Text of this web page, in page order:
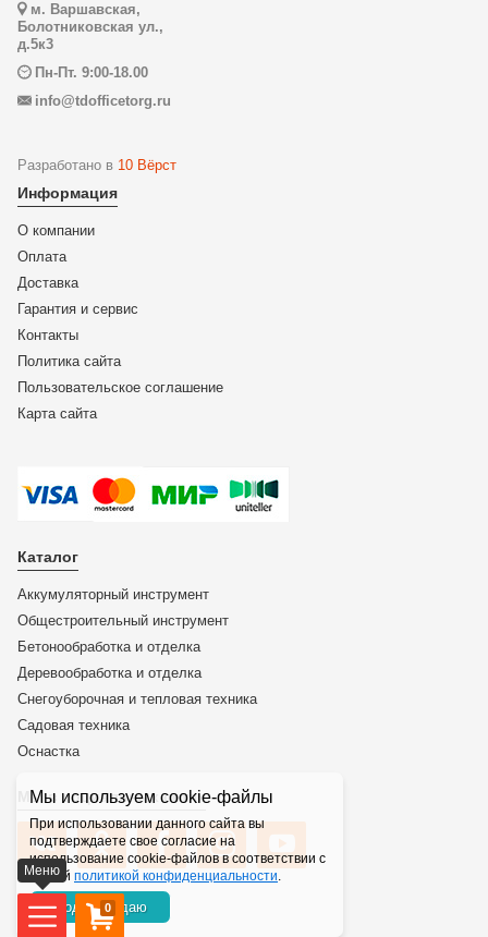
Мы используем cookie-файлы
При использовании данного сайта вы
подтверждаете свое согласие на
использование cookie-файлов в соответствии с
нашей политикой конфиденциальности.
Подтверждаю
м. Варшавская,
Болотниковская ул.,
д.5к3
Пн-Пт. 9:00-18.00
info@tdofficetorg.ru
Разработано в 10 Вёрст
Информация
О компании
Оплата
Доставка
Гарантия и сервис
Контакты
Политика сайта
Пользовательское соглашение
Карта сайта
Каталог
Аккумуляторный инструмент
Общестроительный инструмент
Бетонообработка и отделка
Деревообработка и отделка
Снегоуборочная и тепловая техника
Садовая техника
Оснастка
Мы в социальных сетях
Меню
0